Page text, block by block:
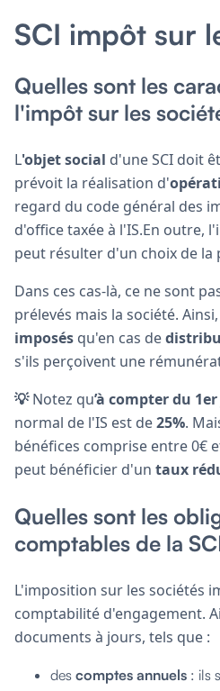
SCI impôt sur
Quelles sont les
l'impôt sur les
L'objet social d'une SCI doit
prévoit la réalisation d'
regard du code général des
d'office taxée à l'IS.En outre,
peut résulter d'un choix de la
Dans ces cas-là, ce ne sont
prélevés mais la société.
imposés qu'en cas de
s'ils perçoivent une
💡Notez qu’à compter du
normal de l'IS est de25%.
bénéfices comprise entre 0€
peut bénéficier d'un taux
Quelles sont les
comptables de la
L'imposition sur les sociétés
comptabilité d'engagement.
documents à jours, tels que :
des comptes annuels : ils